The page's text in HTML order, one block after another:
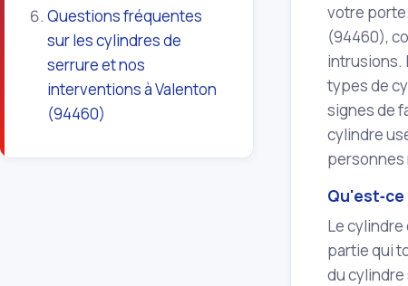
Questions fréquentes
sur les cylindres de
serrure et nos
interventions à Valenton
(94460)
votre
(94460),
intrusions.
types de
signes de
cylindre
personnes
Le
partie qui
du